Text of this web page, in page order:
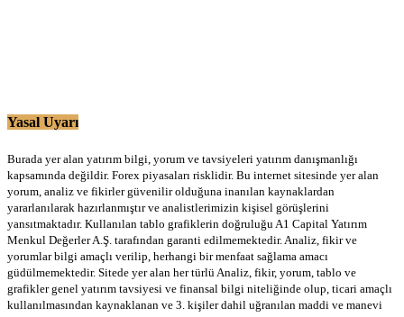
Yasal Uyarı
Burada yer alan yatırım bilgi, yorum ve tavsiyeleri yatırım danışmanlığı
kapsamında değildir. Forex piyasaları risklidir. Bu internet sitesinde yer alan
yorum, analiz ve fikirler güvenilir olduğuna inanılan kaynaklardan
yararlanılarak hazırlanmıştır ve analistlerimizin kişisel görüşlerini
yansıtmaktadır. Kullanılan tablo grafiklerin doğruluğu A1 Capital Yatırım
Menkul Değerler A.Ş. tarafından garanti edilmemektedir. Analiz, fikir ve
yorumlar bilgi amaçlı verilip, herhangi bir menfaat sağlama amacı
güdülmemektedir. Sitede yer alan her türlü Analiz, fikir, yorum, tablo ve
grafikler genel yatırım tavsiyesi ve finansal bilgi niteliğinde olup, ticari amaçlı
kullanılmasından kaynaklanan ve 3. kişiler dahil uğranılan maddi ve manevi